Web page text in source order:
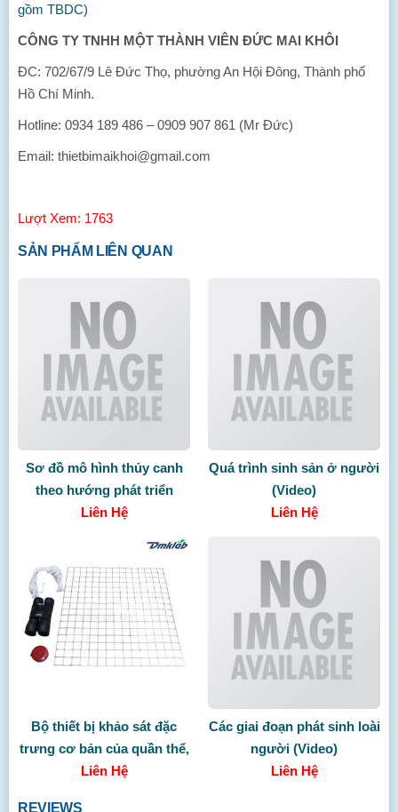
gồm TBDC)
CÔNG TY TNHH MỘT THÀNH VIÊN ĐỨC MAI KHÔI
ĐC: 702/67/9 Lê Đức Thọ, phường An Hội Đông, Thành phố
Hồ Chí Minh.
Hotline: 0934 189 486 – 0909 907 861 (Mr Đức)
Email: thietbimaikhoi@gmail.com
Lượt Xem: 1763
SẢN PHẨM LIÊN QUAN
Sơ đồ mô hình thủy canh
theo hướng phát triển
nông nghiệp sạch
Liên Hệ
Quá trình sinh sản ở người
(Video)
Liên Hệ
Bộ thiết bị khảo sát đặc
trưng cơ bản của quần thể,
quần xã (Không gồm
Liên Hệ
Các giai đoạn phát sinh loài
người (Video)
Liên Hệ
REVIEWS